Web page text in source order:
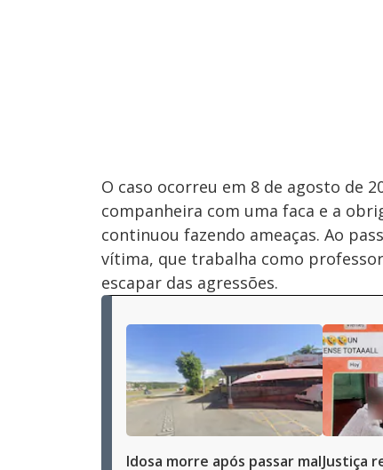
O caso ocorreu em 8 de agosto de
companheira com uma faca e a
continuou fazendo ameaças. Ao
vítima, que trabalha como
escapar das agressões.
Idosa morre após passar malJustiça